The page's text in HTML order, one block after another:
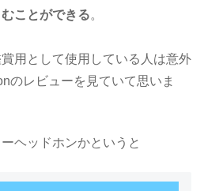
ことができる。
用として使用している人は意外
のレビューを見ていて思いま
ヘッドホンかというと